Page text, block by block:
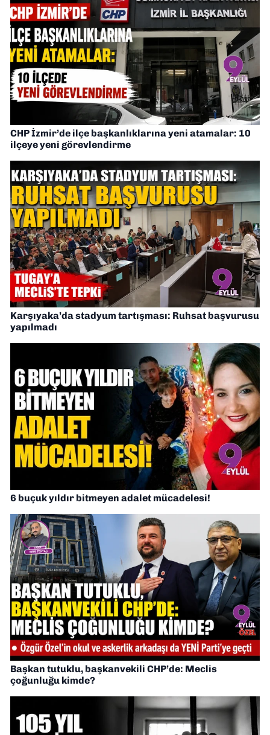
CHP İzmir’de ilçe başkanlıklarına yeni atamalar: 10
ilçeye yeni görevlendirme
Karşıyaka’da stadyum tartışması: Ruhsat başvurusu
yapılmadı
6 buçuk yıldır bitmeyen adalet mücadelesi!
Başkan tutuklu, başkanvekili CHP’de: Meclis
çoğunluğu kimde?